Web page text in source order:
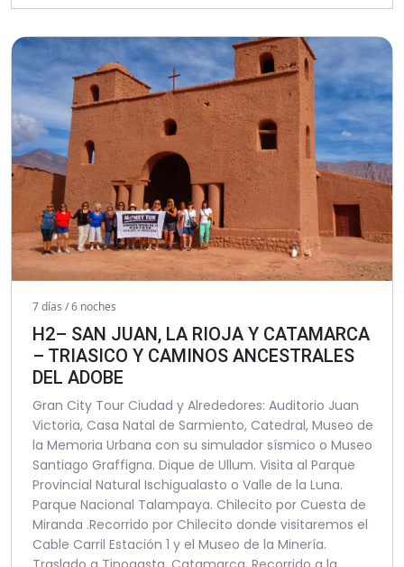
7 días / 6 noches
H2– SAN JUAN, LA RIOJA Y CATAMARCA
– TRIASICO Y CAMINOS ANCESTRALES
DEL ADOBE
Gran City Tour Ciudad y Alrededores: Auditorio Juan
Victoria, Casa Natal de Sarmiento, Catedral, Museo de
la Memoria Urbana con su simulador sísmico o Museo
Santiago Graffigna. Dique de Ullum. Visita al Parque
Provincial Natural Ischigualasto o Valle de la Luna.
Parque Nacional Talampaya. Chilecito por Cuesta de
Miranda .Recorrido por Chilecito donde visitaremos el
Cable Carril Estación 1 y el Museo de la Minería.